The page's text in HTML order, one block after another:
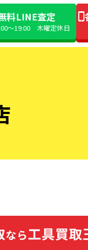
料LINE査定
〜19:00 木曜定休日